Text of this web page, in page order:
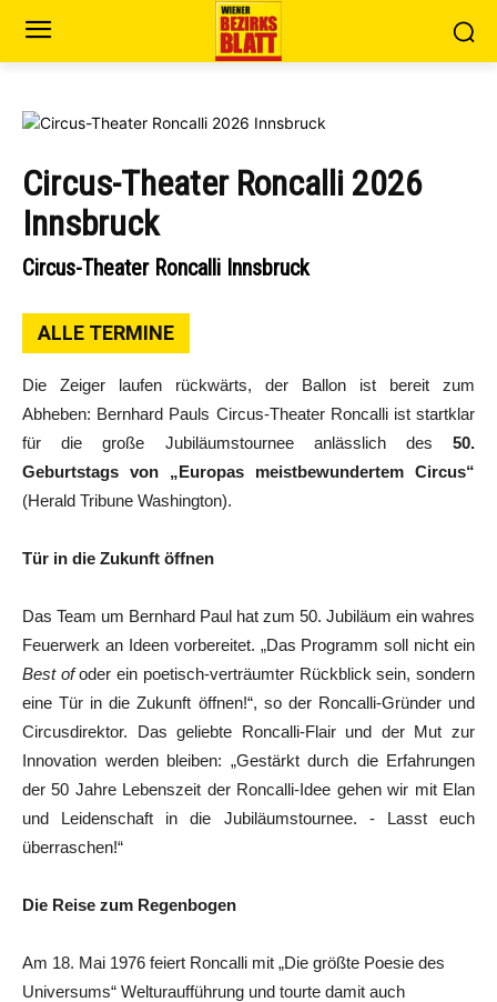
Circus-Theater Roncalli 2026
Innsbruck
Circus-Theater Roncalli Innsbruck
ALLE TERMINE
Die Zeiger laufen rückwärts, der Ballon ist bereit zum
Abheben: Bernhard Pauls Circus-Theater Roncalli ist startklar
für die große Jubiläumstournee anlässlich des 50.
Geburtstags von „Europas meistbewundertem Circus“
(Herald Tribune Washington).
Tür in die Zukunft öffnen
Das Team um Bernhard Paul hat zum 50. Jubiläum ein wahres
Feuerwerk an Ideen vorbereitet. „Das Programm soll nicht ein
Best ofoder ein poetisch-verträumter Rückblick sein, sondern
eine Tür in die Zukunft öffnen!“, so der Roncalli-Gründer und
Circusdirektor. Das geliebte Roncalli-Flair und der Mut zur
Innovation werden bleiben: „Gestärkt durch die Erfahrungen
der 50 Jahre Lebenszeit der Roncalli-Idee gehen wir mit Elan
und Leidenschaft in die Jubiläumstournee. - Lasst euch
überraschen!“
Die Reise zum Regenbogen
Am 18. Mai 1976 feiert Roncalli mit „Die größte Poesie des
Universums“ Welturaufführung und tourte damit auch